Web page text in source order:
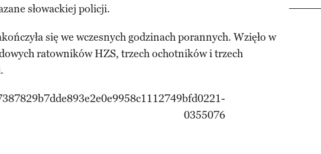
słowackiej policji.
się we wczesnych godzinach porannych. Wzięło w
ratowników HZS, trzech ochotników i trzech